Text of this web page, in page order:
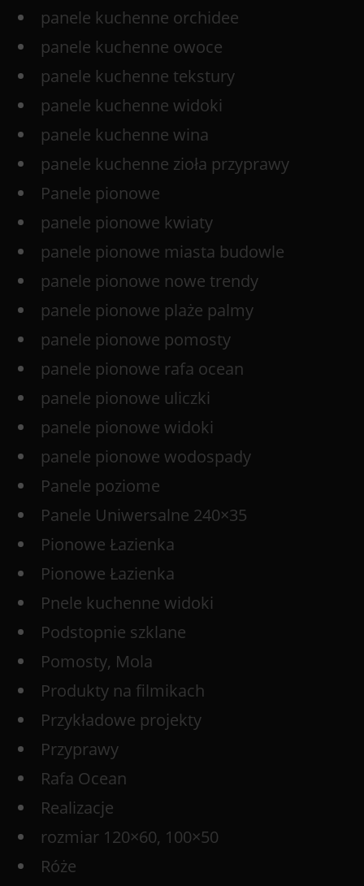
panele kuchenne orchidee
panele kuchenne owoce
panele kuchenne tekstury
panele kuchenne widoki
panele kuchenne wina
panele kuchenne zioła przyprawy
Panele pionowe
panele pionowe kwiaty
panele pionowe miasta budowle
panele pionowe nowe trendy
panele pionowe plaże palmy
panele pionowe pomosty
panele pionowe rafa ocean
panele pionowe uliczki
panele pionowe widoki
panele pionowe wodospady
Panele poziome
Panele Uniwersalne 240×35
Pionowe Łazienka
Pionowe Łazienka
Pnele kuchenne widoki
Podstopnie szklane
Pomosty, Mola
Produkty na filmikach
Przykładowe projekty
Przyprawy
Rafa Ocean
Realizacje
rozmiar 120×60, 100×50
Róże